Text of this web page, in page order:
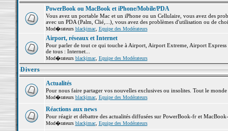
PowerBook ou MacBook et iPhone/Mobile/PDA
Vous avez un portable Mac et un iPhone ou un Cellulaire, vous avez des
avec un PDA (Palm, Clié,...), vous avez des problèmes d'utilisation ou de
Mod�rateurs blackjmac, Equipe des Modérateurs
Airport, réseaux et Internet
Pour parler de tout ce qui touche à Airport, Airport Extreme, Airport
de tous : Internet...
Mod�rateurs blackjmac, Equipe des Modérateurs
Divers
Actualités
Pour nous faire partager vos nouvelles exclusives ou insolites. Tout le
Mod�rateurs blackjmac, Equipe des Modérateurs
Réactions aux news
Pour réagir et débattre des actualités diffusées sur PowerBook-fr et
Mod�rateurs blackjmac, Equipe des Modérateurs